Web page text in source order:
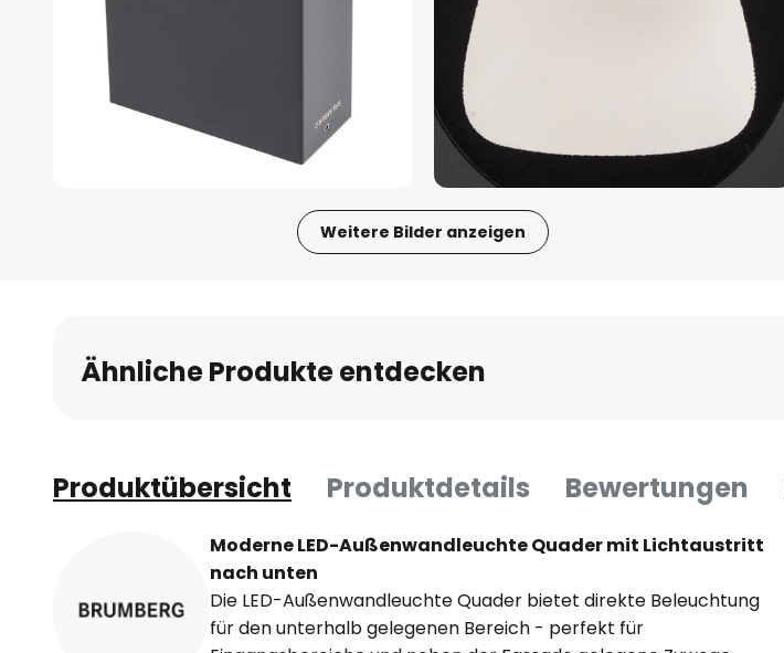
Weitere Bilder anzeigen
Bildgalerie
springen
Ähnliche Produkte entdecken
Produktübersicht Produktdetails Bewertungen
Moderne LED-Außenwandleuchte Quader mit Lichtaustritt
nach unten
Die LED-Außenwandleuchte Quader bietet direkte Beleuchtung
für den unterhalb gelegenen Bereich - perfekt für